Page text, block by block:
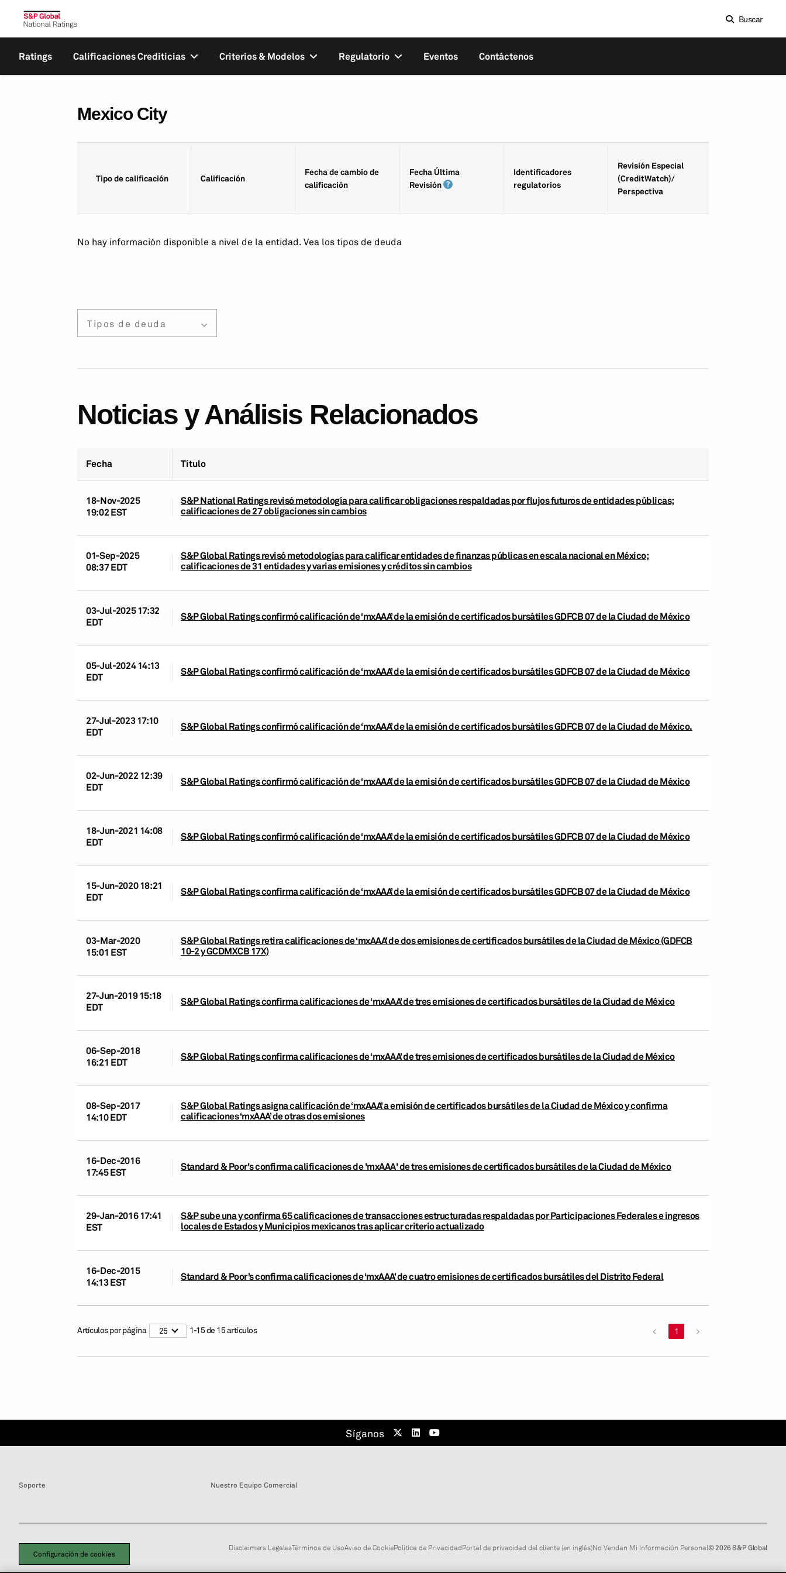
Buscar
Ratings Calificaciones Crediticias Criterios & Modelos Regulatorio Eventos Contáctenos
Mexico City
Tipo de calificación Calificación
Fecha de cambio de
calificación
Fecha Última
Revisión
Identifica­dores
regulatorios
Revisión Especial
(CreditWatch)/
Perspectiva
No hay información disponible a nivel de la entidad. Vea los tipos de deuda
Tipos de deuda
Noticias y Análisis Relacionados
Fecha Título
18-Nov-2025
19:02 EST
S&P National Ratings revisó metodología para calificar obligaciones respaldadas por flujos futuros de entidades públicas;
calificaciones de 27 obligaciones sin cambios
01-Sep-2025
08:37 EDT
S&P Global Ratings revisó metodologías para calificar entidades de finanzas públicas en escala nacional en México;
calificaciones de 31 entidades y varias emisiones y créditos sin cambios
03-Jul-2025 17:32
EDT
S&P Global Ratings confirmó calificación de ‘mxAAA’ de la emisión de certificados bursátiles GDFCB 07 de la Ciudad de México
05-Jul-2024 14:13
EDT
S&P Global Ratings confirmó calificación de ‘mxAAA’ de la emisión de certificados bursátiles GDFCB 07 de la Ciudad de México
27-Jul-2023 17:10
EDT
S&P Global Ratings confirmó calificación de ‘mxAAA’ de la emisión de certificados bursátiles GDFCB 07 de la Ciudad de México.
02-Jun-2022 12:39
EDT
S&P Global Ratings confirmó calificación de ‘mxAAA’ de la emisión de certificados bursátiles GDFCB 07 de la Ciudad de México
18-Jun-2021 14:08
EDT
S&P Global Ratings confirmó calificación de ‘mxAAA’ de la emisión de certificados bursátiles GDFCB 07 de la Ciudad de México
15-Jun-2020 18:21
EDT
S&P Global Ratings confirma calificación de ‘mxAAA’ de la emisión de certificados bursátiles GDFCB 07 de la Ciudad de México
03-Mar-2020
15:01 EST
S&P Global Ratings retira calificaciones de ‘mxAAA’ de dos emisiones de certificados bursátiles de la Ciudad de México (GDFCB
10-2 y GCDMXCB 17X)
27-Jun-2019 15:18
EDT
S&P Global Ratings confirma calificaciones de ‘mxAAA’ de tres emisiones de certificados bursátiles de la Ciudad de México
06-Sep-2018
16:21 EDT
S&P Global Ratings confirma calificaciones de ‘mxAAA’ de tres emisiones de certificados bursátiles de la Ciudad de México
08-Sep-2017
14:10 EDT
S&P Global Ratings asigna calificación de ‘mxAAA’ a emisión de certificados bursátiles de la Ciudad de México y confirma
calificaciones ‘mxAAA’ de otras dos emisiones
16-Dec-2016
17:45 EST
Standard & Poor's confirma calificaciones de 'mxAAA' de tres emisiones de certificados bursátiles de la Ciudad de México
29-Jan-2016 17:41
EST
S&P sube una y confirma 65 calificaciones de transacciones estructuradas respaldadas por Participaciones Federales e ingresos
locales de Estados y Municipios mexicanos tras aplicar criterio actualizado
16-Dec-2015
14:13 EST
Standard & Poor’s confirma calificaciones de ‘mxAAA’ de cuatro emisiones de certificados bursátiles del Distrito Federal
Artículos por página 25 1-15de 15artículos < 1 >
Síganos
Soporte Nuestro Equipo Comercial
Configuración de cookies
Disclaimers LegalesTérminos de UsoAviso de CookiePolítica de PrivacidadPortal de privacidad del cliente (en inglés)No Vendan Mi Información Personal© 2026 S&P Global